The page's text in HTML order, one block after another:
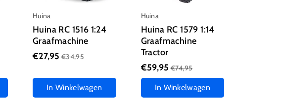
Huina
Huina RC 1516 1:24
Graafmachine
€27,95 €34,95
In Winkelwagen
Huina
Huina RC 1579 1:14
Graafmachine
Tractor
€59,95€74,95
In Winkelwagen